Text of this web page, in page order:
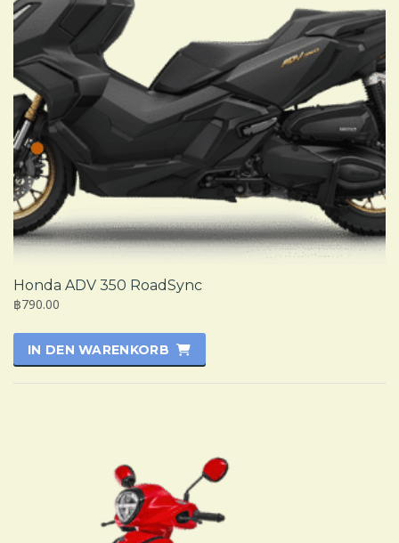
Honda ADV 350 RoadSync
฿790.00
IN DEN WARENKORB